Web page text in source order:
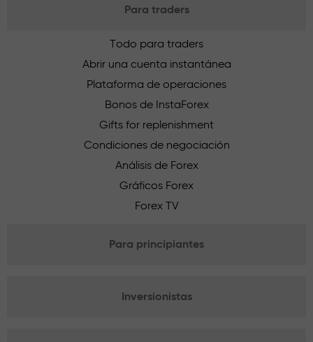
Para traders
Todo para traders
Abrir una cuenta instantánea
Plataforma de operaciones
Bonos de InstaForex
Gifts for replenishment
Condiciones de negociación
Análisis de Forex
Gráficos Forex
Forex TV
Para principiantes
Inversionistas